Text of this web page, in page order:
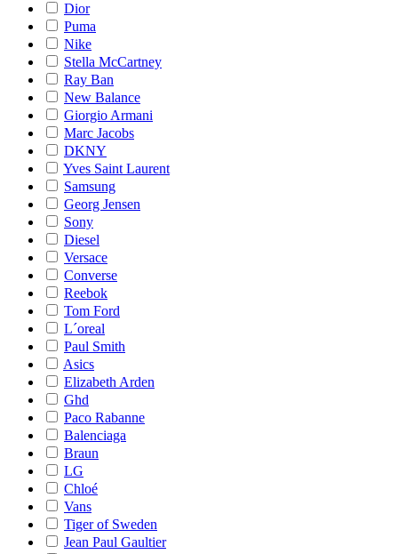
Dior
Puma
Nike
Stella McCartney
Ray Ban
New Balance
Giorgio Armani
Marc Jacobs
DKNY
Yves Saint Laurent
Samsung
Georg Jensen
Sony
Diesel
Versace
Converse
Reebok
Tom Ford
L´oreal
Paul Smith
Asics
Elizabeth Arden
Ghd
Paco Rabanne
Balenciaga
Braun
LG
Chloé
Vans
Tiger of Sweden
Jean Paul Gaultier